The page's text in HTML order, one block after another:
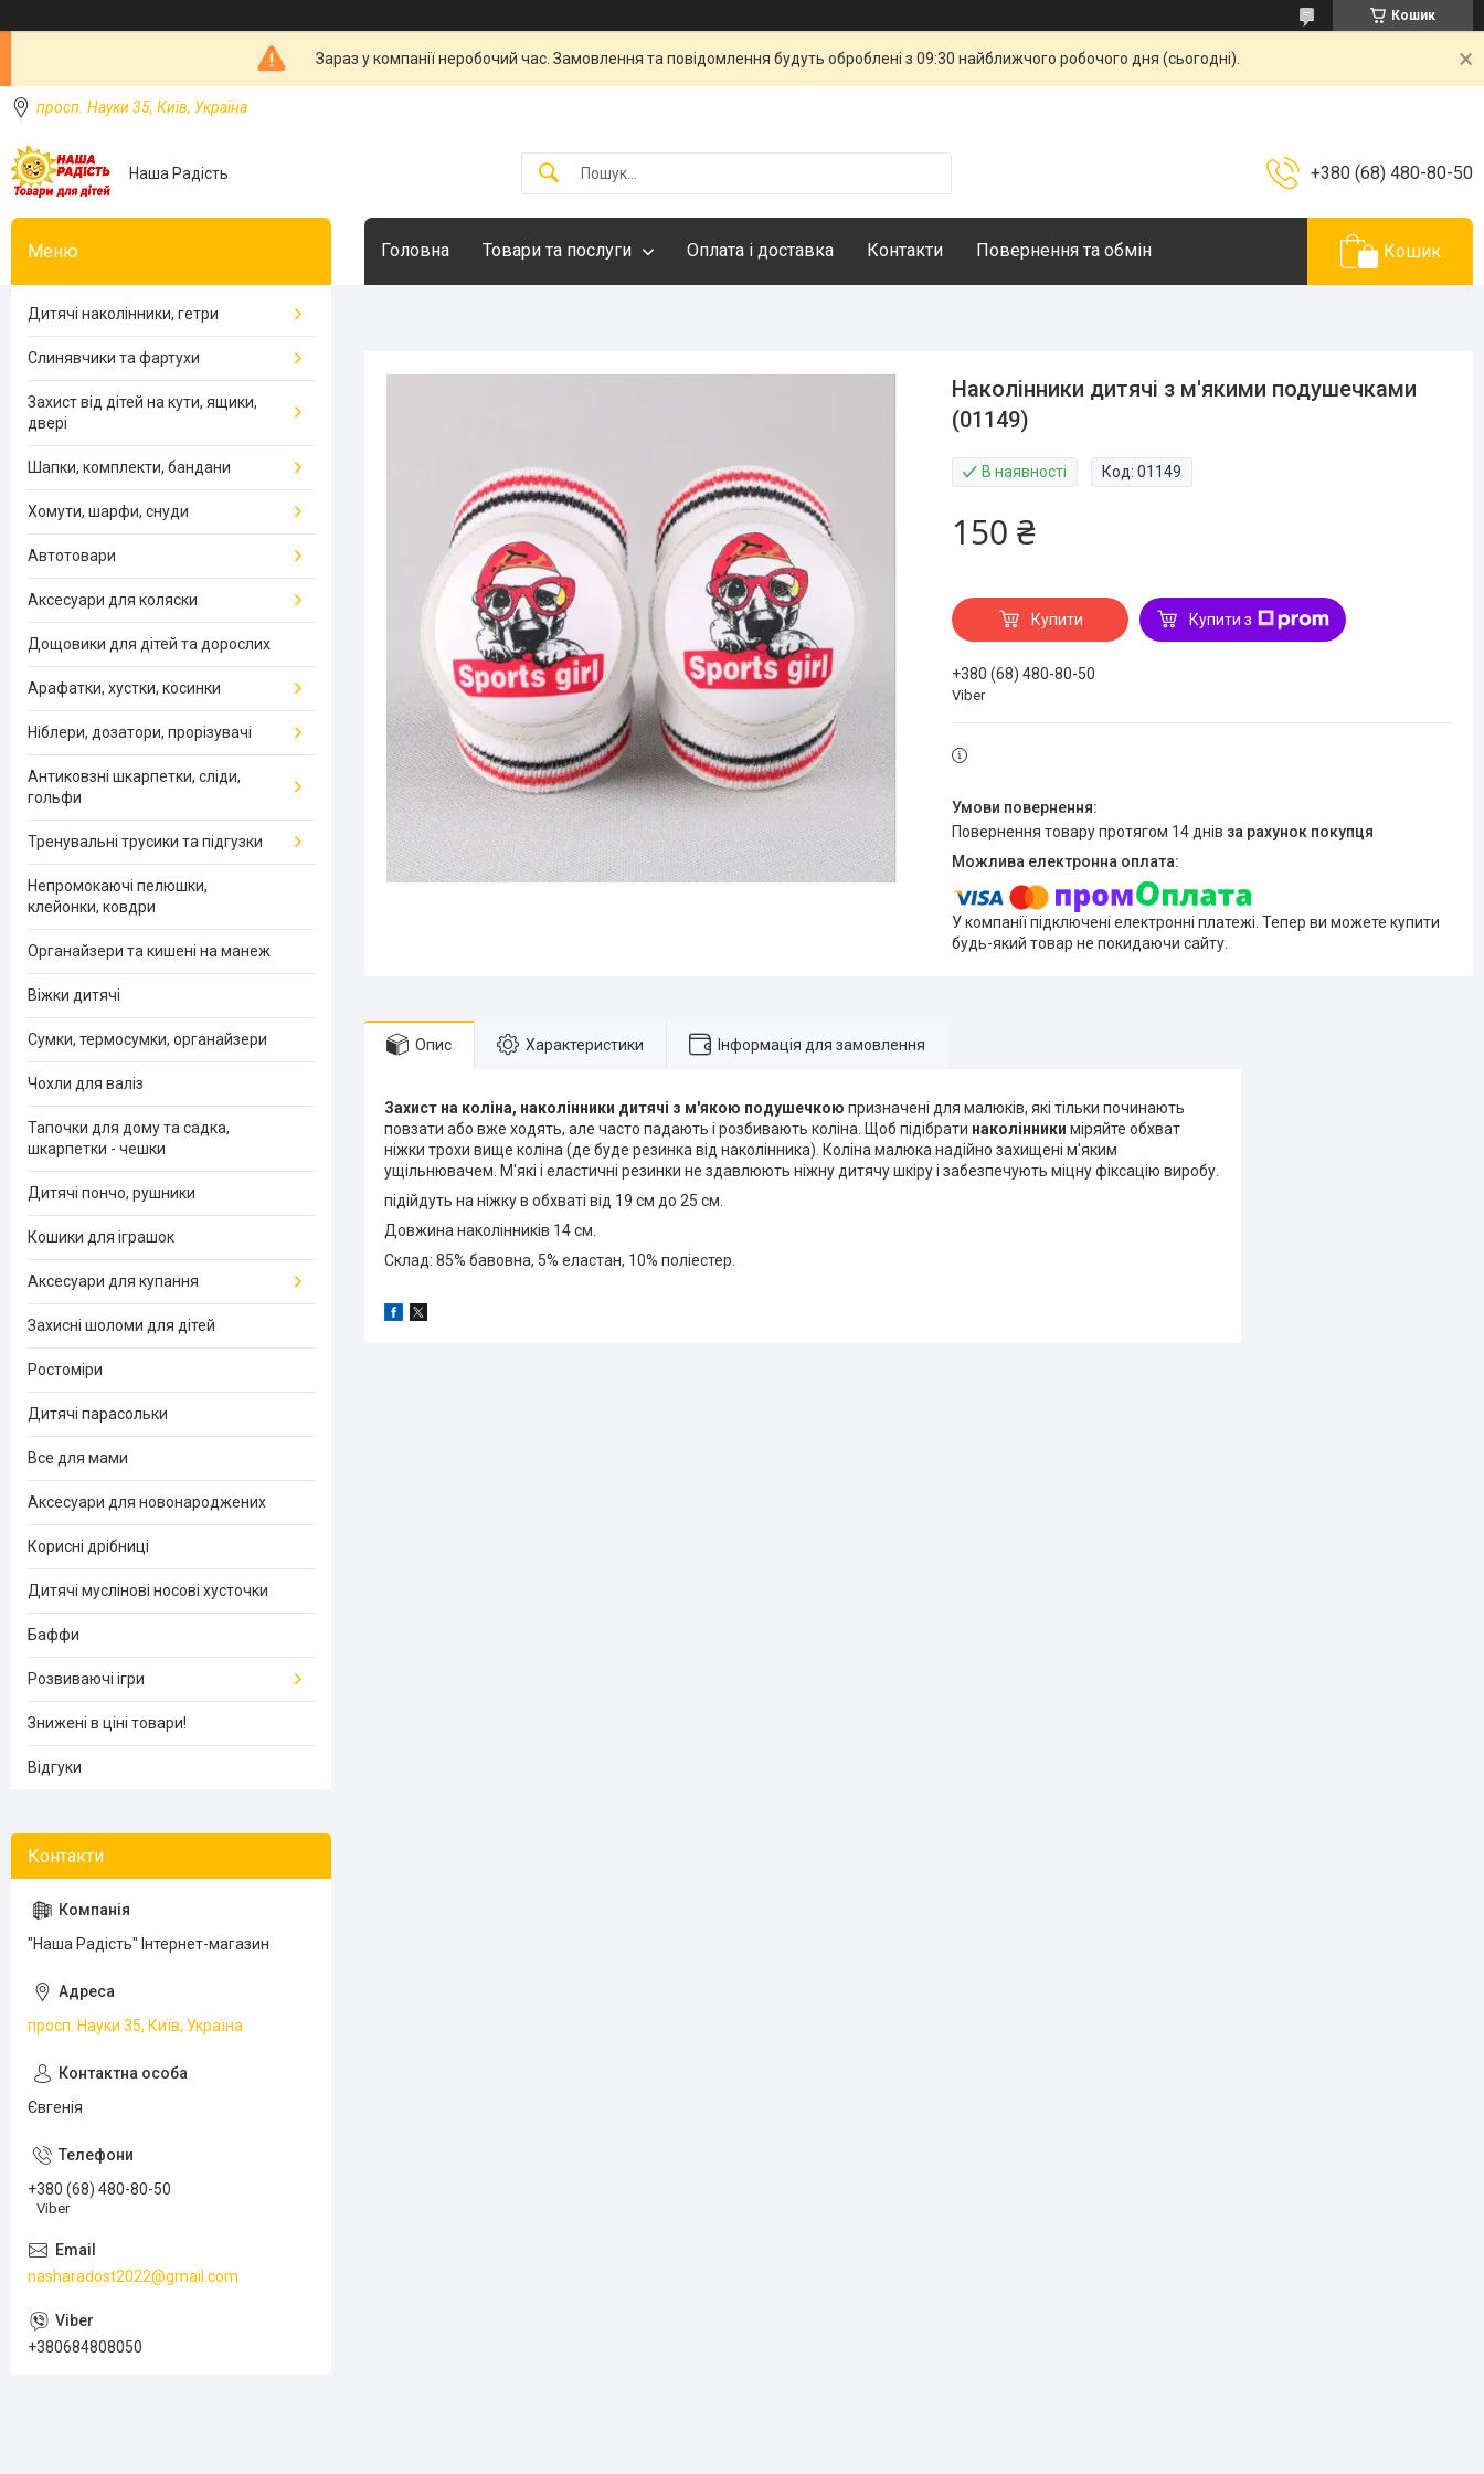
Кошик
Зараз у компанії неробочий час. Замовлення та повідомлення будуть оброблені з 09:30 найближчого робочого дня (сьогодні).
просп. Науки 35, Київ, Україна
Наша Радість +380 (68) 480-80-50
Головна Товари та послуги Оплата і доставка Контакти Повернення та обмін Кошик
Наколінники дитячі з м'якими подушечками
(01149)
В наявності Код:01149
150 ₴
Купити Купити з
+380 (68) 480-80-50
Viber
повернення товару протягом 14 днів за рахунок покупця
У компанії підключені електронні платежі. Тепер ви можете купити
будь-який товар не покидаючи сайту.
Опис Характеристики Інформація для замовлення
Захист на коліна, наколінники дитячі з м'якою подушечкою призначені для малюків, які тільки починають
повзати або вже ходять, але часто падають і розбивають коліна. Щоб підібрати наколінники міряйте обхват
ніжки трохи вище коліна (де буде резинка від наколінника). Коліна малюка надійно захищені м'яким
ущільнювачем. М'які і еластичні резинки не здавлюють ніжну дитячу шкіру і забезпечують міцну фіксацію виробу.
підійдуть на ніжку в обхваті від 19 см до 25 см.
Довжина наколінників 14 см.
Склад: 85% бавовна, 5% еластан, 10% поліестер.
Дитячі наколінники, гетри
Слинявчики та фартухи
Захист від дітей на кути, ящики,
двері
Шапки, комплекти, бандани
Хомути, шарфи, снуди
Автотовари
Аксесуари для коляски
Дощовики для дітей та дорослих
Арафатки, хустки, косинки
Ніблери, дозатори, прорізувачі
Антиковзні шкарпетки, сліди,
гольфи
Тренувальні трусики та підгузки
Непромокаючі пелюшки,
клейонки, ковдри
Органайзери та кишені на манеж
Віжки дитячі
Сумки, термосумки, органайзери
Чохли для валіз
Тапочки для дому та садка,
шкарпетки - чешки
Дитячі пончо, рушники
Кошики для іграшок
Аксесуари для купання
Захисні шоломи для дітей
Ростоміри
Дитячі парасольки
Все для мами
Аксесуари для новонароджених
Корисні дрібниці
Дитячі муслінові носові хусточки
Баффи
Розвиваючі ігри
Знижені в ціні товари!
Відгуки
"Наша Радість" Інтернет-магазин
просп. Науки 35, Київ, Україна
Євгенія
+380 (68) 480-80-50
Viber
nasharadost2022@gmail.com
+380684808050